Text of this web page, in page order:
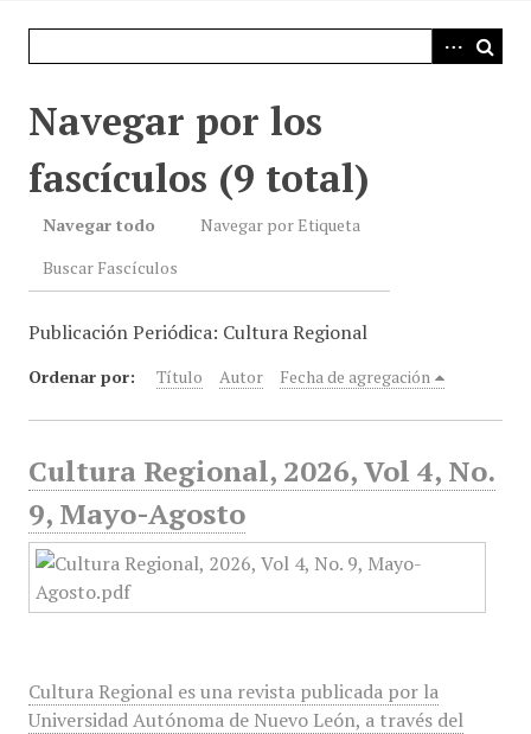
Navegar por los
fascículos (9 total)
Navegar todo
Navegar por Etiqueta
Buscar Fascículos
Publicación Periódica: Cultura Regional
Ordenar por: Título Autor Fecha de agregación
Cultura Regional, 2026, Vol 4, No.
9, Mayo-Agosto
Cultura Regional es una revista publicada por la
Universidad Autónoma de Nuevo León, a través del